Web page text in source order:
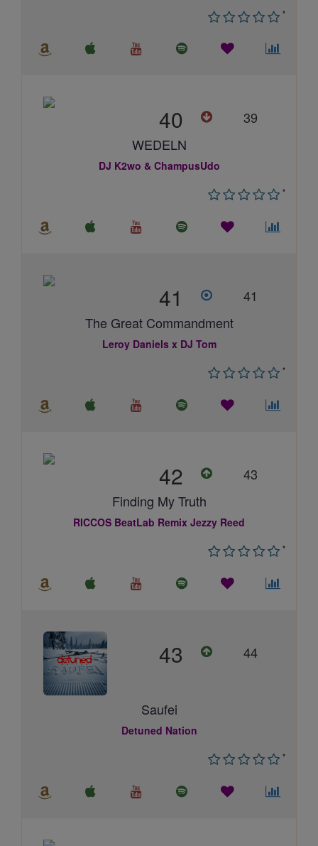
*
40
39
WEDELN
DJ K2wo & ChampusUdo
*
41
41
The Great Commandment
Leroy Daniels x DJ Tom
*
42
43
Finding My Truth
RICCOS BeatLab Remix Jezzy Reed
*
43 44
Saufei
Detuned Nation
*